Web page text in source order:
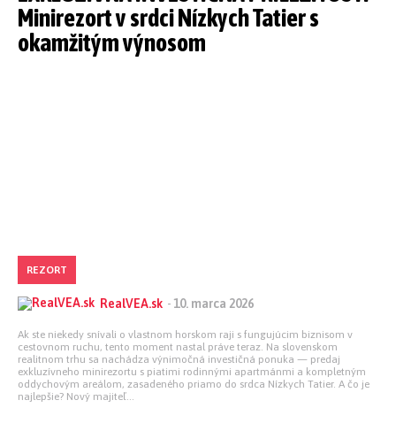
Minirezort v srdci Nízkych Tatier s
okamžitým výnosom
REZORT
RealVEA.sk - 10. marca 2026
Ak ste niekedy snívali o vlastnom horskom raji s fungujúcim biznisom v
cestovnom ruchu, tento moment nastal práve teraz. Na slovenskom
realitnom trhu sa nachádza výnimočná investičná ponuka — predaj
exkluzívneho minirezortu s piatimi rodinnými apartmánmi a kompletným
oddychovým areálom, zasadeného priamo do srdca Nízkych Tatier. A čo je
najlepšie? Nový majiteľ...